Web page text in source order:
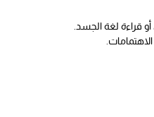
قراءة لغة الجسد.